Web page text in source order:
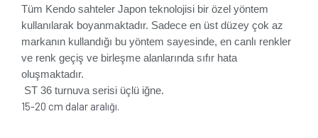
Tüm Kendo sahteler Japon teknolojisi bir özel yöntem
kullanılarak boyanmaktadır. Sadece en üst düzey çok az
markanın kullandığı bu yöntem sayesinde, en canlı renkler
ve renk geçiş ve birleşme alanlarında sıfır hata
oluşmaktadır.
ST 36 turnuva serisi üçlü iğne.
15-20 cm dalar aralığı.